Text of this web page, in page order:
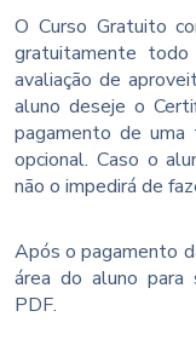
O Curso Gratuito
gratuitamente
avaliação de
aluno deseje o
pagamento de
opcional. Caso o
não o impedirá de
Após o pagamento
área do aluno para
PDF.